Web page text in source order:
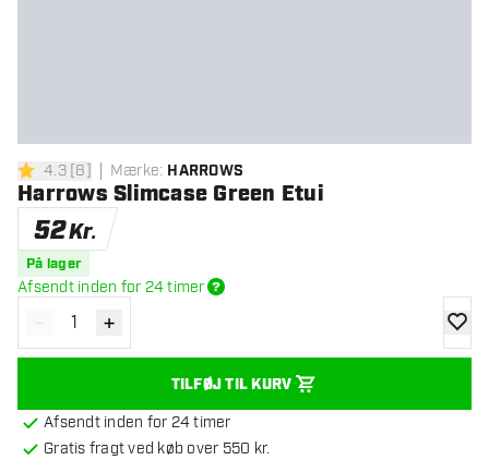
4.3 bedømmelsesstjerner
4.3[8] Mærke: HARROWS
Harrows Slimcase Green Etui
52Kr.
På lager
Afsendt inden for 24 timer
Reducér antal
- Øg antal
+
TILFØJ TIL KURV
Afsendt inden for 24 timer
Gratis fragt ved køb over 550 kr.